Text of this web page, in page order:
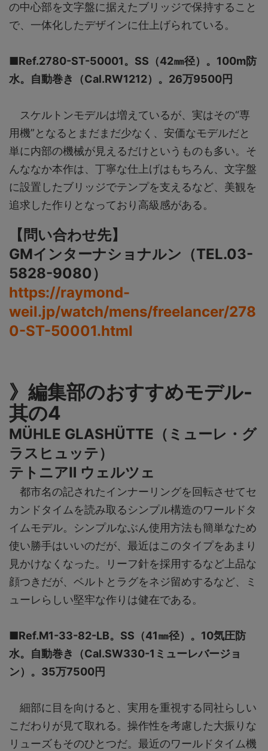
の中心部を文字盤に据えたブリッジで保持すること
で、一体化したデザインに仕上げられている。
■Ref.2780-ST-50001。SS（42㎜径）。100m防
水。自動巻き（Cal.RW1212）。26万9500円
スケルトンモデルは増えているが、実はその“専
用機”となるとまだまだ少なく、安価なモデルだと
単に内部の機械が見えるだけというものも多い。そ
んななか本作は、丁寧な仕上げはもちろん、文字盤
に設置したブリッジでテンプを支えるなど、美観を
追求した作りとなっており高級感がある。
【問い合わせ先】
GMインターナショナルン（TEL.︎03-
5828-9080）
https://raymond-
weil.jp/watch/mens/freelancer/278
0-ST-50001.html
》編集部のおすすめモデル-
其の4
MÜHLE GLASHÜTTE（ミューレ・グ
ラスヒュッテ）
テトニアⅡ ウェルツェ
都市名の記されたインナーリングを回転させてセ
カンドタイムを読み取るシンプル構造のワールドタ
イムモデル。シンプルなぶん使用方法も簡単なため
使い勝手はいいのだが、最近はこのタイプをあまり
見かけなくなった。リーフ針を採用するなど上品な
顔つきだが、ベルトとラグをネジ留めするなど、ミ
ューレらしい堅牢な作りは健在である。
■Ref.M1-33-82-LB。SS（41㎜径）。10気圧防
水。自動巻き（Cal.SW330-1ミューレバージョ
ン）。35万7500円
細部に目を向けると、実用を重視する同社らしい
こだわりが見て取れる。操作性を考慮した大振りな
リューズもそのひとつだ。最近のワールドタイム機